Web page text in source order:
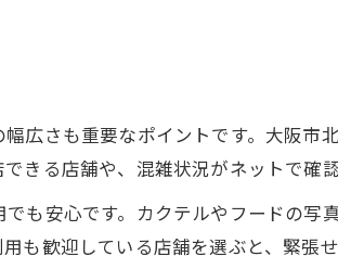
広さも重要なポイントです。大阪市
る店舗や、混雑状況がネットで確
も安心です。カクテルやフードの写
歓迎している店舗を選ぶと、緊張